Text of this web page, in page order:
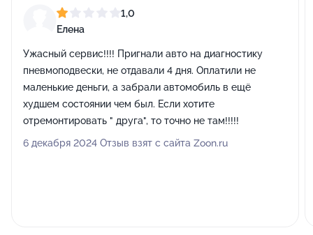
1,0
Елена
Ужасный сервис!!!! Пригнали авто на диагностику
пневмоподвески, не отдавали 4 дня. Оплатили не
маленькие деньги, а забрали автомобиль в ещё
худшем состоянии чем был. Если хотите
отремонтировать " друга", то точно не там!!!!!
6 декабря 2024 Отзыв взят с сайта Zoon.ru